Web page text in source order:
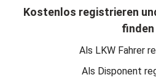
Kostenlos registrieren
finden
Als LKW Fahrer
Als Disponent